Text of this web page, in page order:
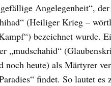
Angelegenheit“, der
(Heiliger Krieg –
bezeichnet wurde.
„mudschahid“
noch heute) als Märtyrer
findet. So lautet es